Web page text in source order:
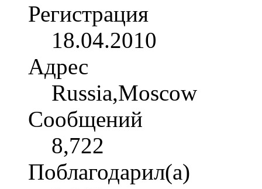
Регистрация
18.04.2010
Адрес
Russia,Moscow
Сообщений
8,722
Поблагодарил(а)